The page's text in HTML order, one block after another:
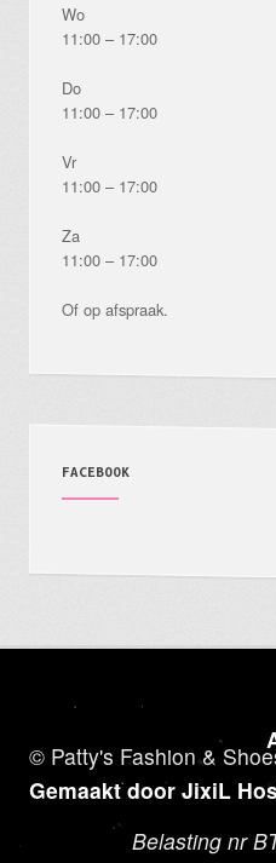
Wo
11:00 – 17:00
Do
11:00 – 17:00
Vr
11:00 – 17:00
Za
11:00 – 17:00
Of op afspraak.
FACEBOOK
© Patty's Fashion &
Gemaakt door JixiL
Belasting nr